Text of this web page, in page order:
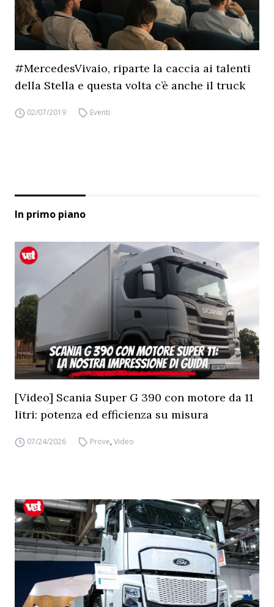
#MercedesVivaio, riparte la caccia ai talenti
della Stella e questa volta c’è anche il truck
02/07/2019 Eventi
In primo piano
[Video] Scania Super G 390 con motore da 11
litri: potenza ed efficienza su misura
07/24/2026 Prove,Video